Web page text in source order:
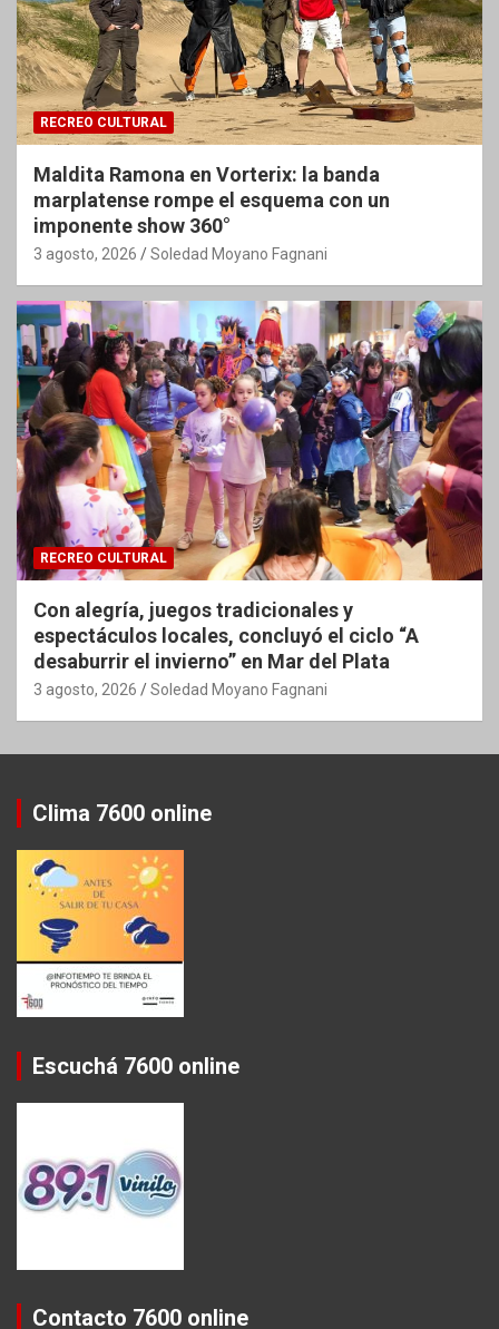
RECREO CULTURAL
Maldita Ramona en Vorterix: la banda
marplatense rompe el esquema con un
imponente show 360°
3 agosto, 2026 Soledad Moyano Fagnani
RECREO CULTURAL
Con alegría, juegos tradicionales y
espectáculos locales, concluyó el ciclo “A
desaburrir el invierno” en Mar del Plata
3 agosto, 2026 Soledad Moyano Fagnani
Clima 7600 online
Escuchá 7600 online
Contacto 7600 online